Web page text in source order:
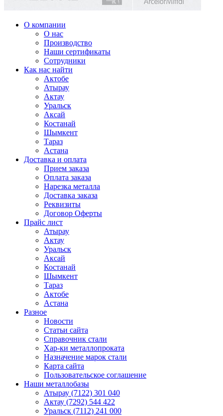
О компании
О нас
Производство
Наши сертификаты
Сотрудники
Как нас найти
Актобе
Атырау
Актау
Уральск
Аксай
Костанай
Шымкент
Тараз
Астана
Доставка и оплата
Прием заказа
Оплата заказа
Нарезка металла
Доставка заказа
Реквизиты
Договор Оферты
Прайс лист
Атырау
Актау
Уральск
Аксай
Костанай
Шымкент
Тараз
Актобе
Астана
Разное
Новости
Статьи сайта
Справочник стали
Хар-ки металлопроката
Назначение марок стали
Карта сайта
Пользовательское соглашение
Наши металлобазы
Атырау (7122) 301 040
Актау (7292) 544 422
Уральск (7112) 241 000